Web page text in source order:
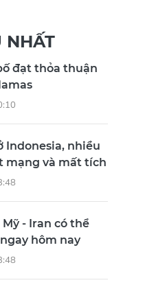
đạt thỏa thuận
Indonesia, nhiều
mạng và mất tích
- Iran có thể
hôm nay